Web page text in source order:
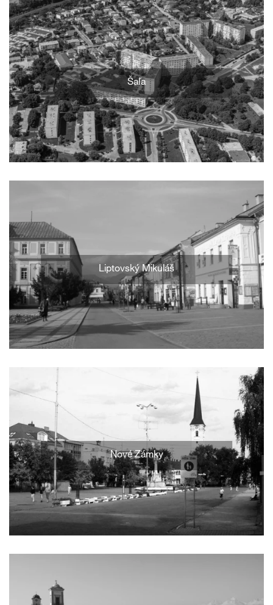
Šaľa
Liptovský Mikuláš
Nové Zámky